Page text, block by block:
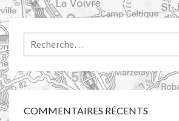
Rechercher :
COMMENTAIRES RÉCENTS